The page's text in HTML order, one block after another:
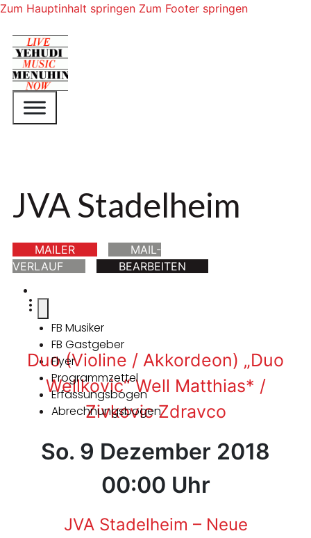
Zum Hauptinhalt springen Zum Footer springen
JVA Stadelheim
MAILER
MAIL-
VERLAUF
BEARBEITEN
FB Musiker
FB Gastgeber
Flyer
Programmzettel
Erfassungsbogen
Abrechnungsbogen
Duo (Violine / Akkordeon) „Duo
Wellkovic“ Well Matthias* /
Zivkovic Zdravco
So. 9 Dezember 2018
00:00 Uhr
JVA Stadelheim – Neue